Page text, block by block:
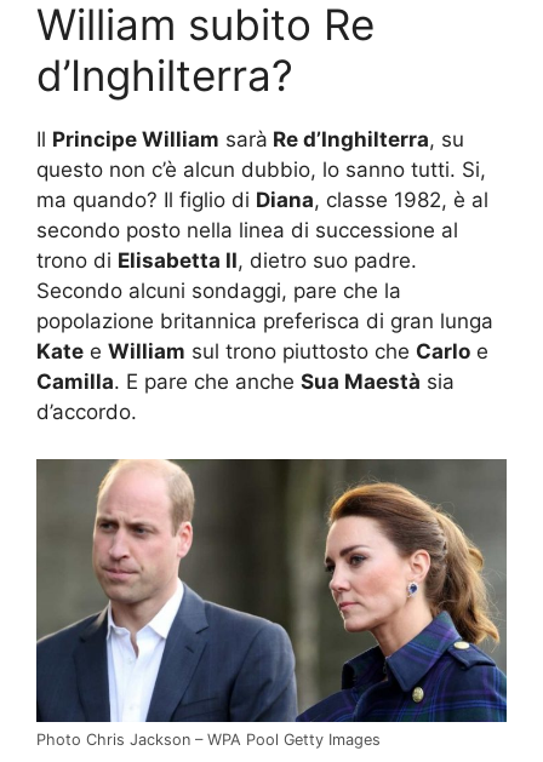
William subito Re
d’Inghilterra?
Il Principe William sarà Re d’Inghilterra, su
questo non c’è alcun dubbio, lo sanno tutti. Si,
ma quando? Il figlio di Diana, classe 1982, è al
secondo posto nella linea di successione al
trono di Elisabetta II, dietro suo padre.
Secondo alcuni sondaggi, pare che la
popolazione britannica preferisca di gran lunga
Kate e William sul trono piuttosto che Carlo e
Camilla. E pare che anche Sua Maestà sia
d’accordo.
Photo Chris Jackson – WPA Pool Getty Images